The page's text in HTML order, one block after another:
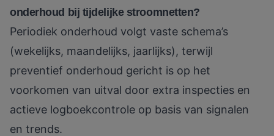
onderhoud bij tijdelijke stroomnetten?
Periodiek onderhoud volgt vaste schema’s
(wekelijks, maandelijks, jaarlijks), terwijl
preventief onderhoud gericht is op het
voorkomen van uitval door extra inspecties en
actieve logboekcontrole op basis van signalen
en trends.